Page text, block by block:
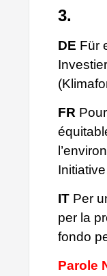
3.
DE Für
FR
IT Per
per la
fondo
Parole